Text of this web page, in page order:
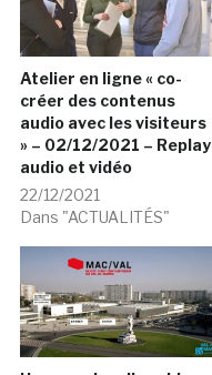
Atelier en ligne « co-
créer des contenus
audio avec les visiteurs
» – 02/12/2021 – Replay
audio et vidéo
22/12/2021
Dans "ACTUALITÉS"